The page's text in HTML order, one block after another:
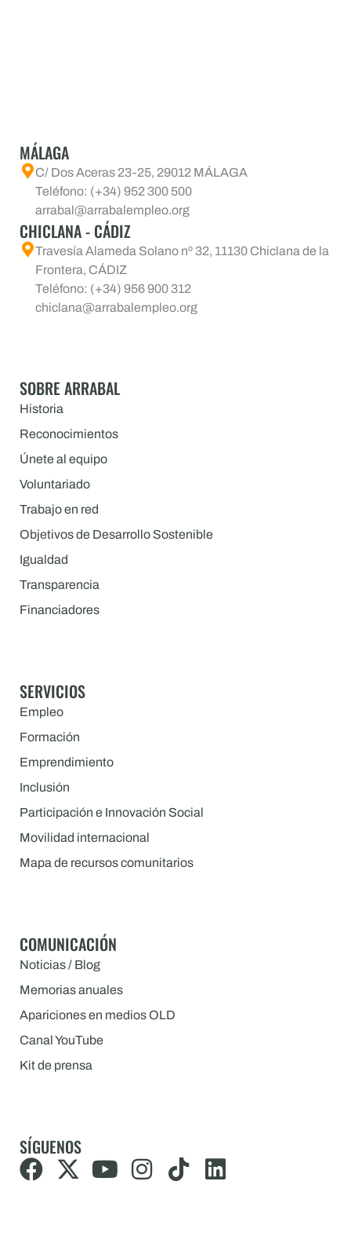
MÁLAGA
C/ Dos Aceras 23-25, 29012 MÁLAGA
Teléfono: (+34) 952 300 500
arrabal@arrabalempleo.org
CHICLANA - CÁDIZ
Travesía Alameda Solano nº 32, 11130 Chiclana de la
Frontera, CÁDIZ
Teléfono: (+34) 956 900 312
chiclana@arrabalempleo.org
SOBRE ARRABAL
Historia
Reconocimientos
Únete al equipo
Voluntariado
Trabajo en red
Objetivos de Desarrollo Sostenible
Igualdad
Transparencia
Financiadores
SERVICIOS
Empleo
Formación
Emprendimiento
Inclusión
Participación e Innovación Social
Movilidad internacional
Mapa de recursos comunitarios
COMUNICACIÓN
Noticias / Blog
Memorias anuales
Apariciones en medios OLD
Canal YouTube
Kit de prensa
SÍGUENOS
F
a
X Y I T
i
L